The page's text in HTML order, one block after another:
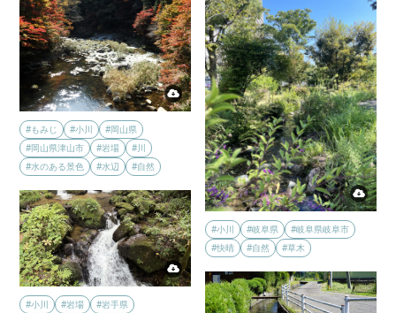
#もみじ #小川
#岡山県
#岡山県津山市
#岩場
#川
#水のある景色
#水辺 #自然
#小川 #岐阜県
#岐阜県岐阜市
#快晴
#自然 #草木
#小川 #岩場
#岩手県